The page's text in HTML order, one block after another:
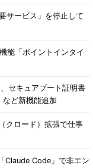
サービス」を停止して
能「ポイントインタイ
セキュアブート証明書
など新機能追加
クロード）拡張で仕事
Code」で非エン